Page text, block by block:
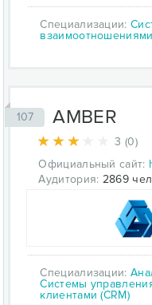
Специализации:
107 AMBER
3 (0)
Официальный сайт:
Аудитория: 2869
Специализации:
Системы
клиентами (CRM)